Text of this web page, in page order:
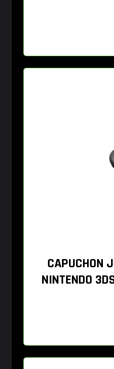
CAPUCHON
NINTENDO